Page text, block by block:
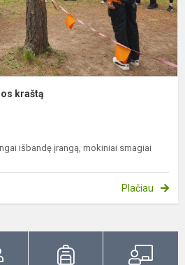
kraštą
išbandę įrangą, mokiniai smagiai
Plačiau